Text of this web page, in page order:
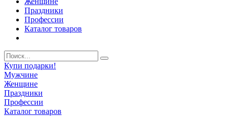
Праздники
Профессии
Каталог товаров
Купи подарки!
Мужчине
Женщине
Праздники
Профессии
Каталог товаров